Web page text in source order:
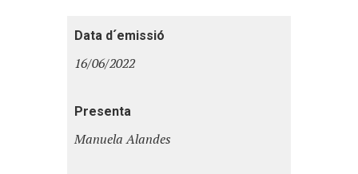
Data d´emissió
16/06/2022
Presenta
Manuela Alandes